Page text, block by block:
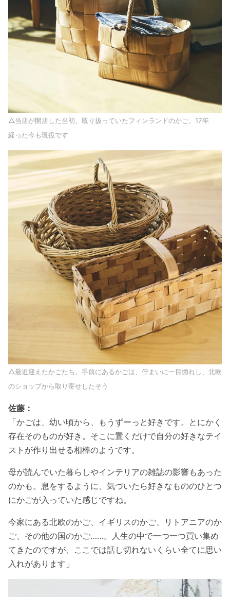
△当店が開店した当初、取り扱っていたフィンランドのかご。17年
経った今も現役です
△最近迎えたかごたち。手前にあるかごは、佇まいに一目惚れし、北欧
のショップから取り寄せしたそう
佐藤：
「かごは、幼い頃から、もうずーっと好きです。とにかく
存在そのものが好き。そこに置くだけで自分の好きなテイ
ストが作り出せる相棒のようです。
母が読んでいた暮らしやインテリアの雑誌の影響もあった
のかも。息をするように、気づいたら好きなもののひとつ
にかごが入っていた感じですね。
今家にある北欧のかご、イギリスのかご、リトアニアのか
ご、その他の国のかご……。人生の中で一つ一つ買い集め
てきたのですが、ここでは話し切れないくらい全てに思い
入れがあります」